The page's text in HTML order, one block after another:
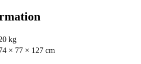
kg
× 77 × 127 cm